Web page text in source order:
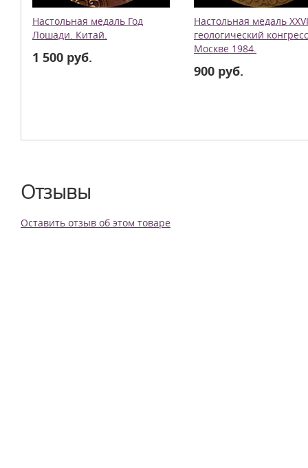
Настольная медаль Год
Лошади. Китай.
1 500 руб.
Настольная медаль
геологический
Москве 1984.
900 руб.
Отзывы
Оставить отзыв об этом товаре